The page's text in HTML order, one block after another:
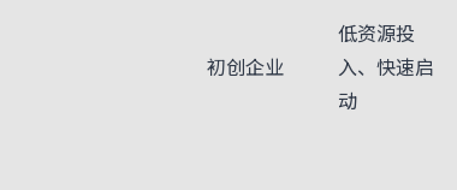
初创企业
低资源投
入、快速启
动